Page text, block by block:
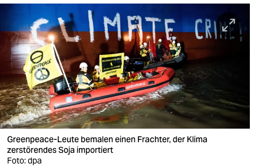
sport
berlin
nord
wahrheit
verlag
verlag
veranstaltungen
Greenpeace-Leute bemalen einen Frachter, der Klima
zerstörendes Soja importiert
Foto: dpa